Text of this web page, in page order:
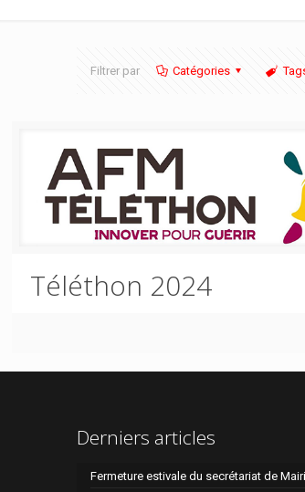
Filtrer par Catégories
Téléthon 2024
Derniers articles
Fermeture estivale du secrétariat de